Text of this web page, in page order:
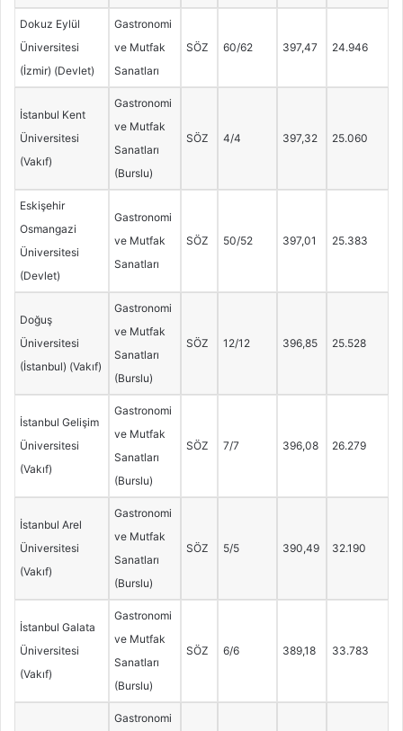
Dokuz Eylül
Üniversitesi
(İzmir) (Devlet)
Gastronomi
ve Mutfak
Sanatları
SÖZ 60/62 397,47 24.946
İstanbul Kent
Üniversitesi
(Vakıf)
Gastronomi
ve Mutfak
Sanatları
(Burslu)
SÖZ 4/4 397,32 25.060
Eskişehir
Osmangazi
Üniversitesi
(Devlet)
Gastronomi
ve Mutfak
Sanatları
SÖZ 50/52 397,01 25.383
Doğuş
Üniversitesi
(İstanbul) (Vakıf)
Gastronomi
ve Mutfak
Sanatları
(Burslu)
SÖZ 12/12 396,85 25.528
İstanbul Gelişim
Üniversitesi
(Vakıf)
Gastronomi
ve Mutfak
Sanatları
(Burslu)
SÖZ 7/7 396,08 26.279
İstanbul Arel
Üniversitesi
(Vakıf)
Gastronomi
ve Mutfak
Sanatları
(Burslu)
SÖZ 5/5 390,49 32.190
İstanbul Galata
Üniversitesi
(Vakıf)
Gastronomi
ve Mutfak
Sanatları
(Burslu)
SÖZ 6/6 389,18 33.783
Gastronomi